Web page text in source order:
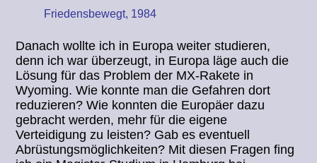
Friedensbewegt, 1984
Danach wollte ich in Europa weiter studieren,
denn ich war überzeugt, in Europa läge auch die
Lösung für das Problem der MX-Rakete in
Wyoming. Wie konnte man die Gefahren dort
reduzieren? Wie konnten die Europäer dazu
gebracht werden, mehr für die eigene
Verteidigung zu leisten? Gab es eventuell
Abrüstungsmöglichkeiten? Mit diesen Fragen fing